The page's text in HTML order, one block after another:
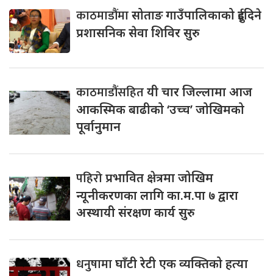
काठमाडौंमासोताङ गाउँपालिकाको दुईदिने
प्रशासनिक सेवा शिविर सुरु
काठमाडौंसहितयी चार जिल्लामा आज
आकस्मिक बाढीको ‘उच्च’ जोखिमको
पूर्वानुमान
पहिरोप्रभावित क्षेत्रमा जोखिम
न्यूनीकरणका लागि का.म.पा ७ द्वारा
अस्थायी संरक्षण कार्य सुरु
धनुषामाघाँटी रेटी एक व्यक्तिको हत्या